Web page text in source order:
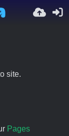
site.
Pages